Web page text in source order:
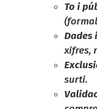
To i
Dades
xifres,
surti.